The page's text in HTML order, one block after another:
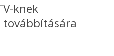
knek
továbbítására